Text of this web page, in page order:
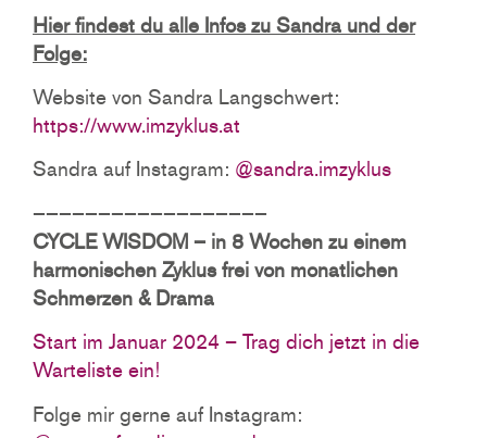
Hier findest du alle Infos zu Sandra und der
Folge:
Website von Sandra Langschwert:
https://www.imzyklus.at
Sandra auf Instagram: @sandra.imzyklus
——————————————————
CYCLE WISDOM – in 8 Wochen zu einem
harmonischen Zyklus frei von monatlichen
Schmerzen & Drama
Start im Januar 2024 – Trag dich jetzt in die
Warteliste ein!
Folge mir gerne auf Instagram: